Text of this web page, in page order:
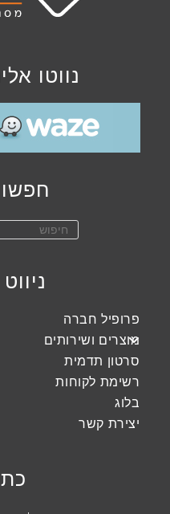
נווטו
פרופיל חברה
מוצרים ושירותים
סרטון תדמית
רשימת לקוחות
בלוג
יצירת קשר